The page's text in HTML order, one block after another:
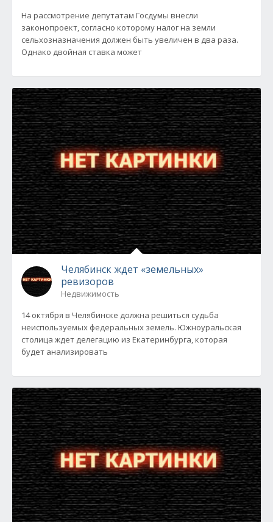
На рассмотрение депутатам Госдумы внесли
законопроект, согласно которому налог на земли
сельхозназначения должен быть увеличен в два раза.
Однако двойная ставка может
Челябинск ждет «земельных»
ревизоров
Недвижимость
14 октября в Челябинске должна решиться судьба
неиспользуемых федеральных земель. Южноуральская
столица ждет делегацию из Екатеринбурга, которая
будет анализировать